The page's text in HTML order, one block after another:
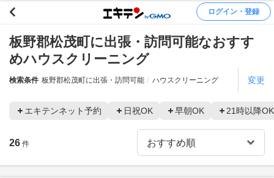
ログイン・登録
板野郡松茂町に出張・訪問可能なおすす
めハウスクリーニング
検索条件 板野郡松茂町に出張・訪問可能 ハウスクリーニング 変更
エキテンネット予約 日祝OK 早朝OK 21時以降OK
26 件